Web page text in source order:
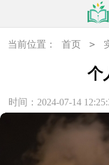
当前位置： 首页 >
个
时间：2024-07-14